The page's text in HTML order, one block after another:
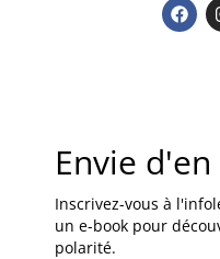
Envie
Inscrivez-vous à
un e-book pour
polarité.